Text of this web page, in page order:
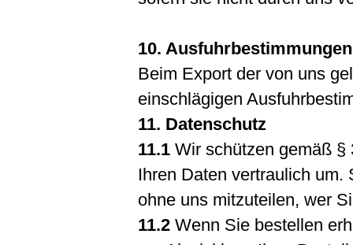
10. Ausfuhrbestimmungen
Beim Export der von uns
einschlägigen
11. Datenschutz
11.1 Wir schützen gemäß §
Ihren Daten vertraulich
ohne uns mitzuteilen, wer
11.2 Wenn Sie bestellen